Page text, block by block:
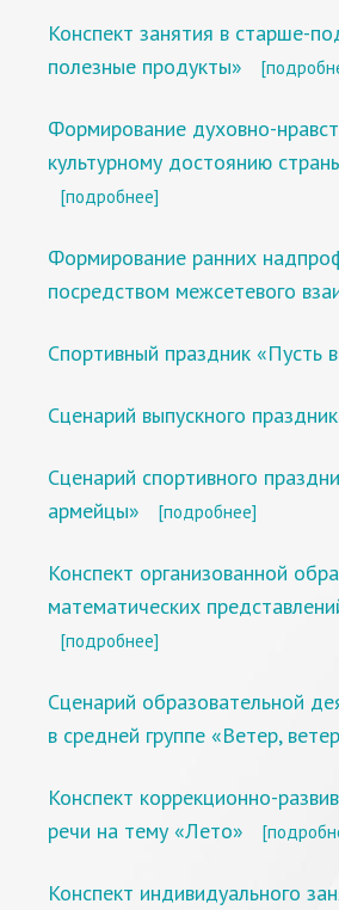
Конспект занятия в старше-
полезные продукты»
Формирование духовно-
культурному достоянию
[подробнее]
Формирование ранних
посредством межсетевого
Спортивный праздник «Пусть
Сценарий выпускного
Сценарий спортивного
армейцы»
[подробнее]
Конспект организованной
математических
[подробнее]
Сценарий образовательной
в средней группе «Ветер,
Конспект коррекционно-
речи на тему «Лето»
Конспект индивидуального